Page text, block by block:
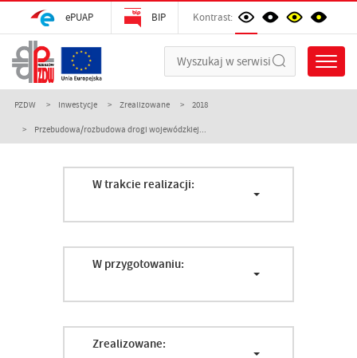
ePUAP BIP Kontrast:
PZDW Inwestycje Zrealizowane 2018
Przebudowa/rozbudowa drogi wojewódzkiej...
W trakcie realizacji:
W przygotowaniu:
Zrealizowane: